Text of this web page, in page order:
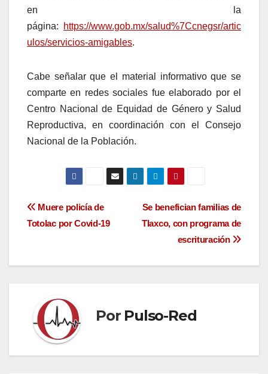
en la
página:
https://www.gob.mx/salud%7Ccnegsr/artic
ulos/servicios-amigables.
Cabe señalar que el material informativo que se
comparte en redes sociales fue elaborado por el
Centro Nacional de Equidad de Género y Salud
Reproductiva, en coordinación con el Consejo
Nacional de la Población.
Navegación
entradas
Se benefician familias de
Tlaxco, con programa de
escrituración
Muere policía de
Totolac por Covid-19
Por Pulso-Red